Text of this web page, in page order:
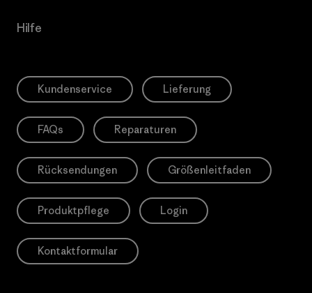
Hilfe
Kundenservice Lieferung
FAQs Reparaturen
Rücksendungen Größenleitfaden
Produktpflege Login
Kontaktformular